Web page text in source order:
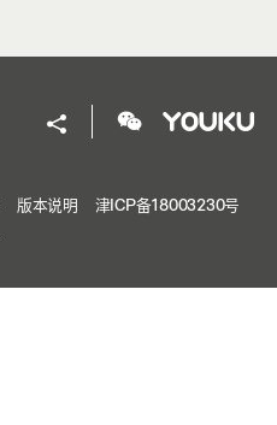
版本说明
津ICP备18003230号